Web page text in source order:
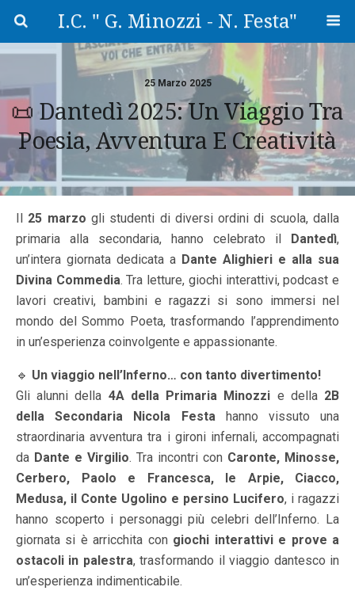
I.C. " G. Minozzi - N. Festa"
25 Marzo 2025
📜 Dantedì 2025: Un Viaggio Tra
Poesia, Avventura E Creatività
Il 25 marzo gli studenti di diversi ordini di scuola, dalla
primaria alla secondaria, hanno celebrato il Dantedì,
un’intera giornata dedicata a Dante Alighieri e alla sua
Divina Commedia. Tra letture, giochi interattivi, podcast e
lavori creativi, bambini e ragazzi si sono immersi nel
mondo del Sommo Poeta, trasformando l’apprendimento
in un’esperienza coinvolgente e appassionante.
🔹 Un viaggio nell’Inferno… con tanto divertimento!
Gli alunni della 4A della Primaria Minozzi e della 2B
della Secondaria Nicola Festahanno vissuto una
straordinaria avventura tra i gironi infernali, accompagnati
da Dante e Virgilio. Tra incontri con Caronte, Minosse,
Cerbero, Paolo e Francesca, le Arpie, Ciacco,
Medusa, il Conte Ugolino e persino Lucifero, i ragazzi
hanno scoperto i personaggi più celebri dell’Inferno. La
giornata si è arricchita con giochi interattivi e prove a
ostacoli in palestra, trasformando il viaggio dantesco in
un’esperienza indimenticabile.